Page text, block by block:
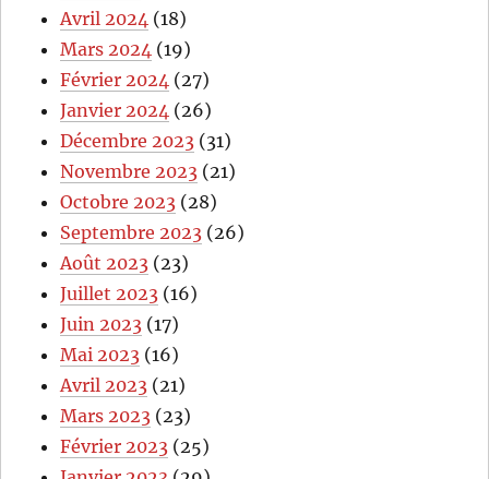
Avril 2024 (18)
Mars 2024 (19)
Février 2024 (27)
Janvier 2024 (26)
Décembre 2023 (31)
Novembre 2023 (21)
Octobre 2023 (28)
Septembre 2023 (26)
Août 2023 (23)
Juillet 2023 (16)
Juin 2023 (17)
Mai 2023 (16)
Avril 2023 (21)
Mars 2023 (23)
Février 2023 (25)